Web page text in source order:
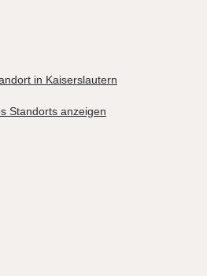
in Kaiserslautern
Standorts anzeigen